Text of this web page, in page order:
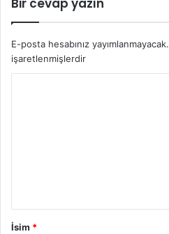
Bir cevap yazın
E-posta hesabınız yayımlanmayacak.
işaretlenmişlerdir
İsim *